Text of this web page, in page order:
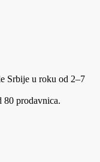
Srbije u roku od 2–7
80 prodavnica.